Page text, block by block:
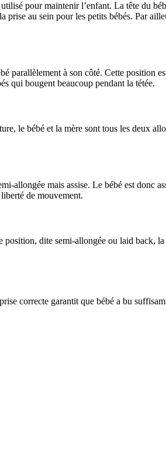
pour maintenir l’enfant. La tête du
au sein pour les petits bébés. Par
parallèlement à son côté. Cette position
qui bougent beaucoup pendant la tétée.
le bébé et la mère sont tous les deux
mais assise. Le bébé est donc
de mouvement.
dite semi-allongée ou laid back, la
correcte garantit que bébé a bu